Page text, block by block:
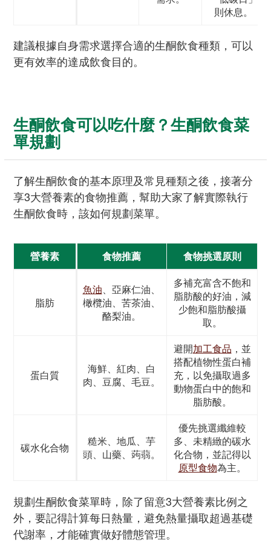
則休息。
建議根據自身需求選擇合適的生酮飲食種類，可以
更有效率的達成飲食目的。
生酮飲食可以吃什麼？生酮飲食菜
單規劃
了解生酮飲食的基本原理及常見種類之後，接著分
享3大營養素的食物推薦，幫助大家了解實際執行
生酮飲食時，該如何規劃菜單。
營養素 食物推薦 食物挑選原則
脂肪
魚油、亞麻仁油、
橄欖油、苦茶油、
酪梨油。
多補充富含不飽和
脂肪酸的好油，減
少飽和脂肪酸攝
取。
蛋白質
海鮮、紅肉、白
肉、豆腐、毛豆。
避開加工食品 ，並
搭配植物性蛋白補
充，以免攝取過多
動物蛋白中的飽和
脂肪酸。
碳水化合物
糙米、地瓜、芋
頭、山藥、蒟蒻。
優先挑選纖維較
多、未精緻的碳水
化合物，並記得以
原型食物為主。
規劃生酮飲食菜單時，除了留意3大營養素比例之
外，要記得計算每日熱量，避免熱量攝取超過基礎
代謝率，才能確實做好體態管理。